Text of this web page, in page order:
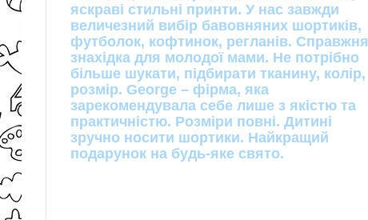
яскраві стильні принти. У нас завжди
величезний вибір бавовняних шортиків,
футболок, кофтинок, регланів. Справжня
знахідка для молодої мами. Не потрібно
більше шукати, підбирати тканину, колір,
розмір. George – фірма, яка
зарекомендувала себе лише з якістю та
практичністю. Розміри повні. Дитині
зручно носити шортики. Найкращий
подарунок на будь-яке свято.